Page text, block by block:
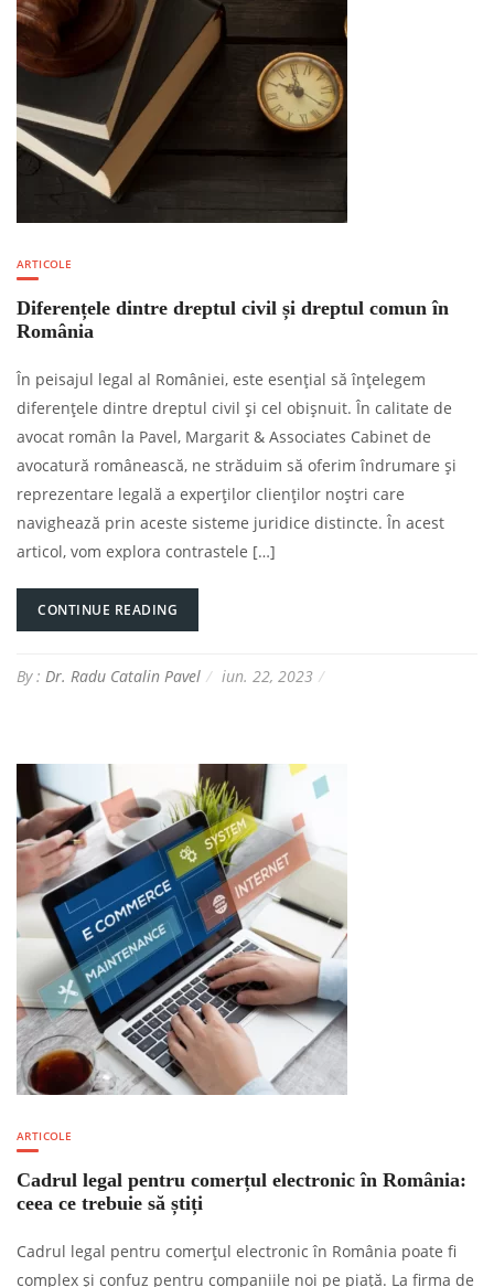
ARTICOLE
Diferențele dintre dreptul civil și dreptul comun în
România
În peisajul legal al României, este esențial să înțelegem
diferențele dintre dreptul civil și cel obișnuit. În calitate de
avocat român la Pavel, Margarit & Associates Cabinet de
avocatură românească, ne străduim să oferim îndrumare și
reprezentare legală a experților clienților noștri care
navighează prin aceste sisteme juridice distincte. În acest
articol, vom explora contrastele […]
CONTINUE READING
By : Dr. Radu Catalin Pavel iun. 22, 2023
ARTICOLE
Cadrul legal pentru comerțul electronic în România:
ceea ce trebuie să știți
Cadrul legal pentru comerțul electronic în România poate fi
complex și confuz pentru companiile noi pe piață. La firma de